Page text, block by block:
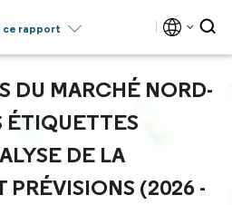
ce rapport
DU MARCHÉ NORD-
ÉTIQUETTES
DE LA
PRÉVISIONS (2026 -